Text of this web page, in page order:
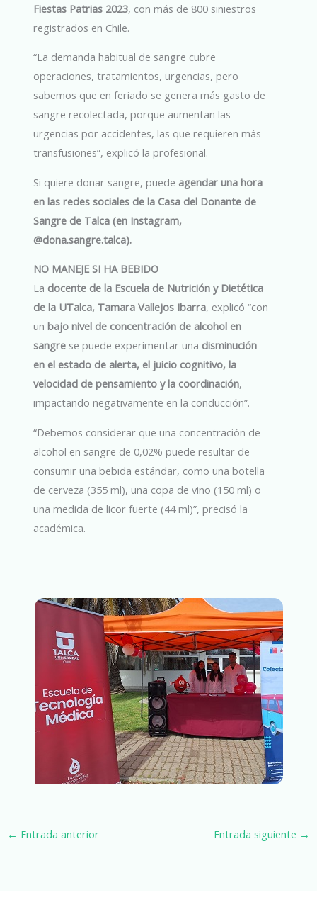
Fiestas Patrias 2023, con más de 800 siniestros
registrados en Chile.
“La demanda habitual de sangre cubre
operaciones, tratamientos, urgencias, pero
sabemos que en feriado se genera más gasto de
sangre recolectada, porque aumentan las
urgencias por accidentes, las que requieren más
transfusiones”, explicó la profesional.
Si quiere donar sangre, puede agendar una hora
en las redes sociales de la Casa del Donante de
Sangre de Talca (en Instagram,
@dona.sangre.talca).
NO MANEJE SI HA BEBIDO
La docente de la Escuela de Nutrición y Dietética
de la UTalca, Tamara Vallejos Ibarra, explicó “con
unbajo nivel de concentración de alcohol en
sangre se puede experimentar una disminución
en el estado de alerta, el juicio cognitivo, la
velocidad de pensamiento y la coordinación,
impactando negativamente en la conducción”.
“Debemos considerar que una concentración de
alcohol en sangre de 0,02% puede resultar de
consumir una bebida estándar, como una botella
de cerveza (355 ml), una copa de vino (150 ml) o
una medida de licor fuerte (44 ml)”, precisó la
académica.
← Entrada anterior Entrada siguiente →